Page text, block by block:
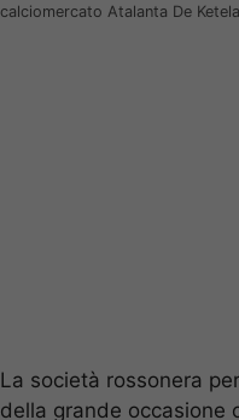
calciomercato Atalanta De
La società rossonera
della grande occasione